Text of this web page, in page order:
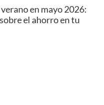
en mayo 2026:
el ahorro en tu